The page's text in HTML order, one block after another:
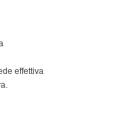
effettiva